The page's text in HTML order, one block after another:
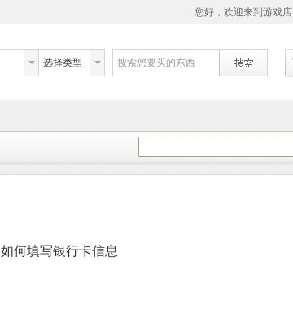
您好，欢迎来到游戏店
选择类型 搜索您要买的东西
如何填写银行卡信息